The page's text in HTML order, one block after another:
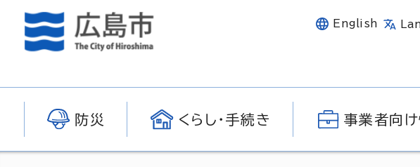
English
防災 くらし・手続き 事業者向